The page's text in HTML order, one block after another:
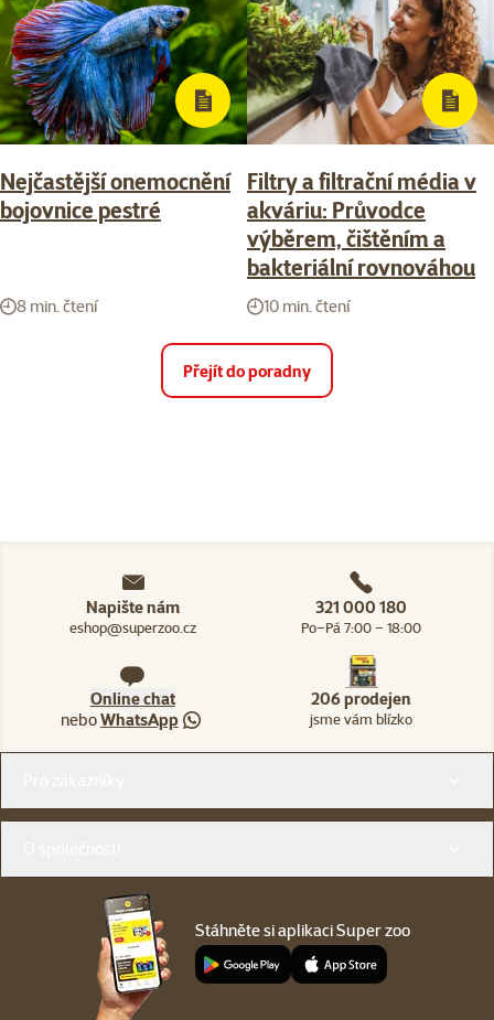
Nejčastější onemocnění
bojovnice pestré
8 min. čtení
Filtry a filtrační média v
akváriu: Průvodce
výběrem, čištěním a
bakteriální rovnováhou
10 min. čtení
Přejít do poradny
Napište nám
eshop@superzoo.cz
321 000 180
Po–Pá 7:00 – 18:00
Online chat
neboWhatsApp
206 prodejen
jsme vám blízko
Stáhněte si aplikaci Super zoo